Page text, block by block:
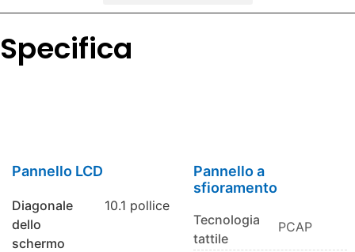
Specifica
Pannello LCD
Diagonale
dello
schermo
10.1 pollice
Pannello a
sfioramento
Tecnologia
tattile
PCAP